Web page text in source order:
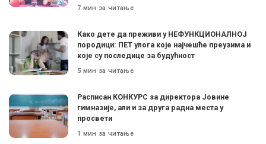
7 мин за читање
Како дете да преживи у НЕФУНКЦИОНАЛНОЈ
породици: ПЕТ улога које најчешће преузима и
које су последице за будућност
5 мин за читање
Расписан КОНКУРС за директора Јовине
гимназије, али и за друга радна места у
просвети
1 мин за читање